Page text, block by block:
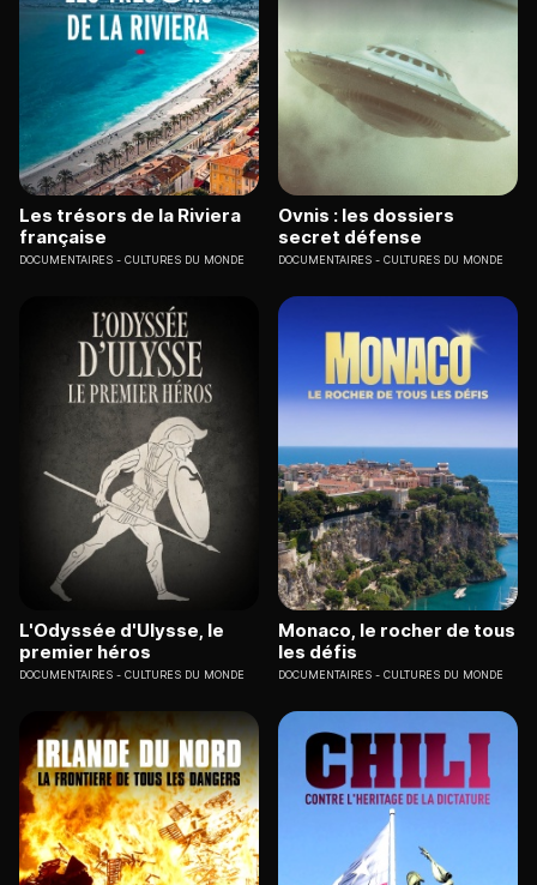
Les trésors de la Riviera
française
DOCUMENTAIRES CULTURES DU MONDE
Ovnis : les dossiers
secret défense
DOCUMENTAIRES CULTURES DU MONDE
L'Odyssée d'Ulysse, le
premier héros
DOCUMENTAIRES CULTURES DU MONDE
Monaco, le rocher de tous
les défis
DOCUMENTAIRES CULTURES DU MONDE